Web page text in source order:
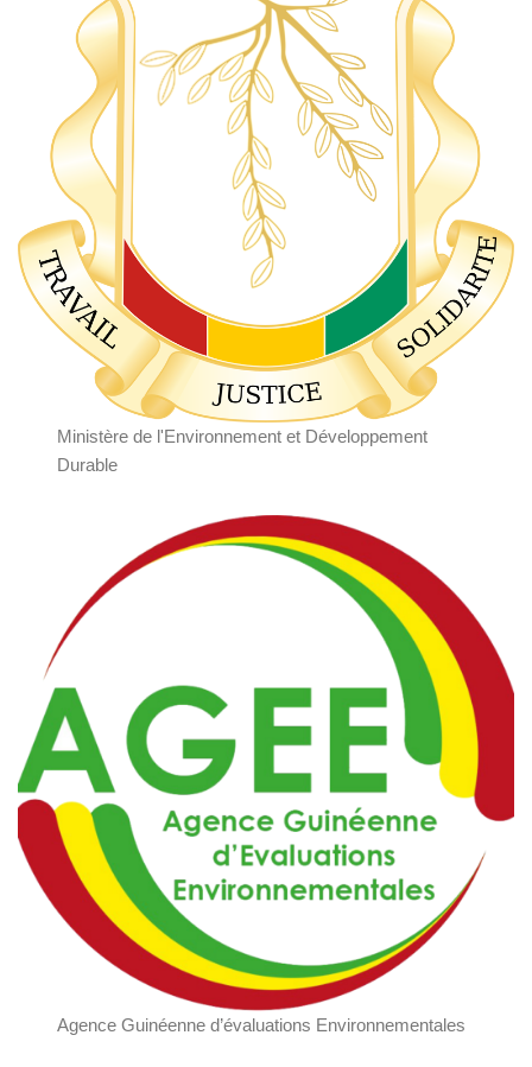
Ministère de l'Environnement et Développement
Durable
Agence Guinéenne d’évaluations Environnementales